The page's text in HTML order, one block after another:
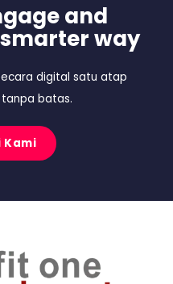
and
way
digital satu atap
batas.
Kami